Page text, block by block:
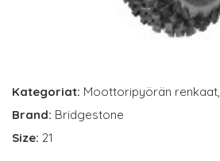
Kategoriat: Moottoripyörän renkaat,
Brand: Bridgestone
Size: 21